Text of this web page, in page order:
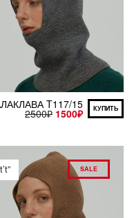
T117/15
2500₽ 1500₽ КУПИТЬ
SALE